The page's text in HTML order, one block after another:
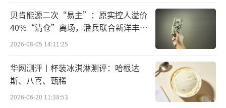
动。例如，在2024腾讯财经冬季达沃斯论坛
上，洋河以赞助论坛晚宴为契机，不仅将绵柔
高端白酒之味散播到高端场域，更借力论坛声
量深切阐述白酒出海议题，极尽释放中国白酒
之美。
贝肯能源二次“易主”：原实控人溢价
40%“清仓”离场，潘兵联合新洋丰、
宏科百世拟入主
2026-08-05 14:11:25
华网测评丨杯装冰淇淋测评：哈根达
斯、八喜、甄稀
2026-06-20 11:38:53